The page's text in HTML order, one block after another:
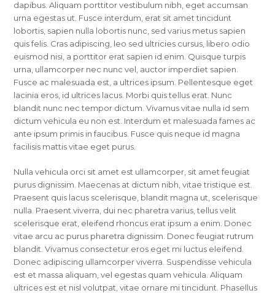
dapibus. Aliquam porttitor vestibulum nibh, eget accumsan
urna egestas ut. Fusce interdum, erat sit amet tincidunt
lobortis, sapien nulla lobortis nunc, sed varius metus sapien
quis felis. Cras adipiscing, leo sed ultricies cursus, libero odio
euismod nisi, a porttitor erat sapien id enim. Quisque turpis
urna, ullamcorper nec nunc vel, auctor imperdiet sapien.
Fusce ac malesuada est, a ultrices ipsum. Pellentesque eget
lacinia eros, id ultrices lacus. Morbi quis tellus erat. Nunc
blandit nunc nec tempor dictum. Vivamus vitae nulla id sem
dictum vehicula eu non est. Interdum et malesuada fames ac
ante ipsum primis in faucibus. Fusce quis neque id magna
facilisis mattis vitae eget purus.
Nulla vehicula orci sit amet est ullamcorper, sit amet feugiat
purus dignissim. Maecenas at dictum nibh, vitae tristique est.
Praesent quis lacus scelerisque, blandit magna ut, scelerisque
nulla. Praesent viverra, dui nec pharetra varius, tellus velit
scelerisque erat, eleifend rhoncus erat ipsum a enim. Donec
vitae arcu ac purus pharetra dignissim. Donec feugiat rutrum
blandit. Vivamus consectetur eros eget mi luctus eleifend.
Donec adipiscing ullamcorper viverra. Suspendisse vehicula
est et massa aliquam, vel egestas quam vehicula. Aliquam
ultrices est et nisl volutpat, vitae ornare mi tincidunt. Phasellus